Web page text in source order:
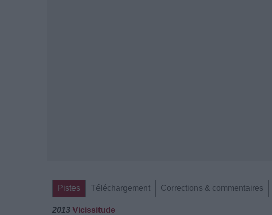
Pistes Téléchargement Corrections & commentaires
2013 Vicissitude